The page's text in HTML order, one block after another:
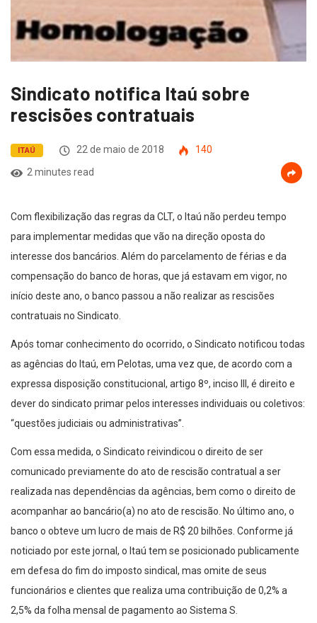
Sindicato notifica Itaú sobre
rescisões contratuais
ITAÚ 22 de maio de 2018
140
2 minutes read
Com flexibilização das regras da CLT, o Itaú não perdeu tempo
para implementar medidas que vão na direção oposta do
interesse dos bancários. Além do parcelamento de férias e da
compensação do banco de horas, que já estavam em vigor, no
início deste ano, o banco passou a não realizar as rescisões
contratuais no Sindicato.
Após tomar conhecimento do ocorrido, o Sindicato notificou todas
as agências do Itaú, em Pelotas, uma vez que, de acordo com a
expressa disposição constitucional, artigo 8º, inciso III, é direito e
dever do sindicato primar pelos interesses individuais ou coletivos:
“questões judiciais ou administrativas”.
Com essa medida, o Sindicato reivindicou o direito de ser
comunicado previamente do ato de rescisão contratual a ser
realizada nas dependências da agências, bem como o direito de
acompanhar ao bancário(a) no ato de rescisão. No último ano, o
banco o obteve um lucro de mais de R$ 20 bilhões. Conforme já
noticiado por este jornal, o Itaú tem se posicionado publicamente
em defesa do fim do imposto sindical, mas omite de seus
funcionários e clientes que realiza uma contribuição de 0,2% a
2,5% da folha mensal de pagamento ao Sistema S.